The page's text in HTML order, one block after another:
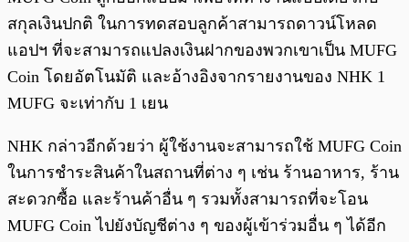
สกุลเงินปกติ ในการทดสอบลูกค้าสามารถดาวน์โหลด
แอปฯ ที่จะสามารถแปลงเงินฝากของพวกเขาเป็น MUFG
Coin โดยอัตโนมัติ และอ้างอิงจากรายงานของ NHK 1
MUFG จะเท่ากับ 1 เยน
NHK กล่าวอีกด้วยว่า ผู้ใช้งานจะสามารถใช้ MUFG Coin
ในการชำระสินค้าในสถานที่ต่าง ๆ เช่น ร้านอาหาร, ร้าน
สะดวกซื้อ และร้านค้าอื่น ๆ รวมทั้งสามารถที่จะโอน
MUFG Coin ไปยังบัญชีต่าง ๆ ของผู้เข้าร่วมอื่น ๆ ได้อีก